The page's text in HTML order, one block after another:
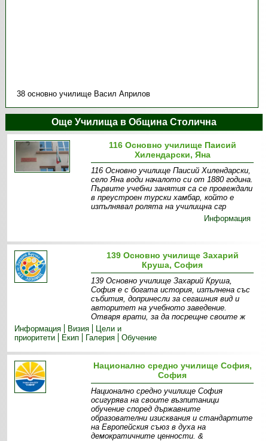
38 основно училище Васил Априлов
Още Училища в Община Столична
116 Основно училище Паисий
Хилендарски, Яна
116 Основно училище Паисий Хилендарски,
село Яна води началото си от 1880 година.
Първите учебни занятия са се провеждали
в преустроен турски хамбар, който е
изпълнявал ролята на училищна сгр
Информация
139 Основно училище Захарий
Круша, София
139 Основно училище Захарий Круша,
София е с богата история, изпълнена със
събития, допринесли за сегашния вид и
авторитет на учебното заведение.
Отваря врати, за да посрещне своите ж
Информация
Визия
Цели и
приоритети
Екип Галерия Обучение
Национално средно училище София,
София
Национално средно училище София
осигурява на своите възпитаници
обучение според държавните
образователни изисквания и стандартите
на Европейския съюз в духа на
демократичните ценности. &